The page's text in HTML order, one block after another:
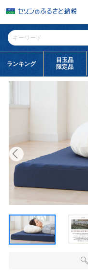
ランキング
目玉品
限定品